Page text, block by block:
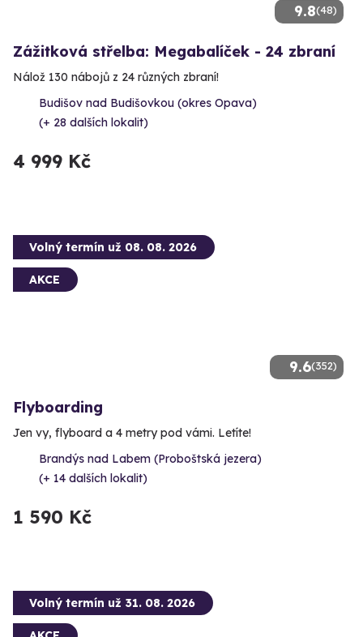
9.8(48)
Zážitková střelba: Megabalíček - 24 zbraní
Nálož 130 nábojů z 24 různých zbraní!
Budišov nad Budišovkou (okres Opava)
(+ 28 dalších lokalit)
4 999 Kč
9.6(352)
Volný termín už 08. 08. 2026
AKCE
Flyboarding
Jen vy, flyboard a 4 metry pod vámi. Letíte!
Brandýs nad Labem (Proboštská jezera)
(+ 14 dalších lokalit)
1 590 Kč
Volný termín už 31. 08. 2026